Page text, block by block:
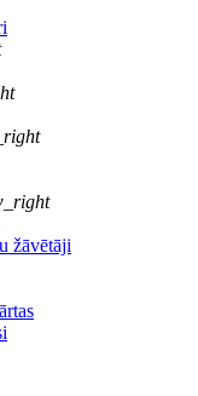
žāvētāji